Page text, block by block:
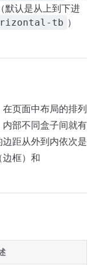
默认是从上到下进
tb ）
页面中布局的排列
部不同盒子间就有
距从外到内依次是
（边框）和